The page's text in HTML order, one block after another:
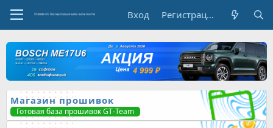
Вход Регистрация
Магазин прошивок
Готовая база прошивок GT-Team